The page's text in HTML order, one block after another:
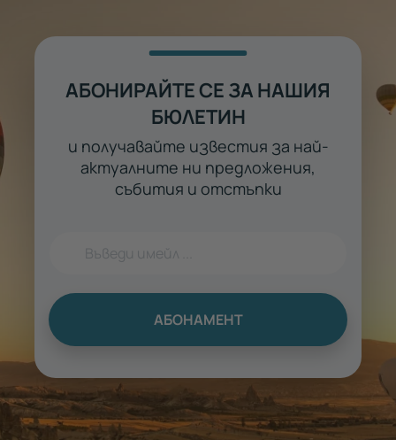
АБОНИРАЙТЕ СЕ ЗА НАШИЯ
БЮЛЕТИН
и получавайте известия за най-
актуалните ни предложения,
събития и отстъпки
АБОНАМЕНТ